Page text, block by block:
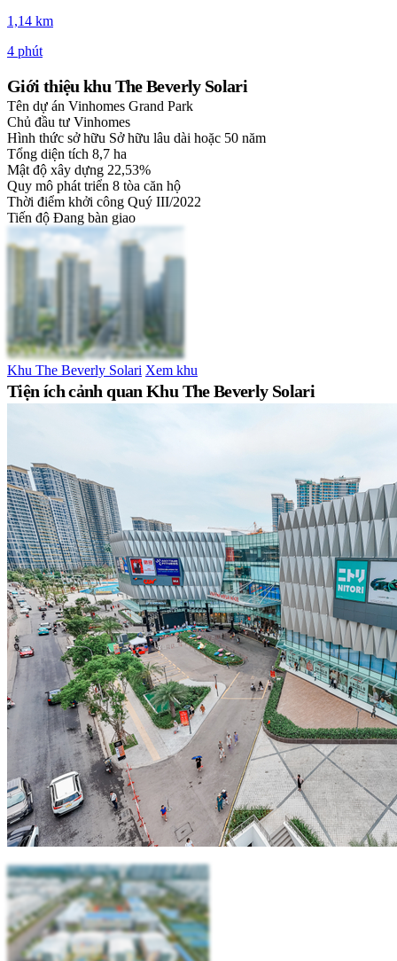
1,14 km
4 phút
Giới thiệu khu The Beverly Solari
Tên dự án Vinhomes Grand Park
Chủ đầu tư Vinhomes
Hình thức sở hữu Sở hữu lâu dài hoặc 50 năm
Tổng diện tích 8,7 ha
Mật độ xây dựng 22,53%
Quy mô phát triển 8 tòa căn hộ
Thời điểm khởi công Quý III/2022
Tiến độ Đang bàn giao
Khu The Beverly Solari Xem khu
Tiện ích cảnh quan Khu The Beverly Solari